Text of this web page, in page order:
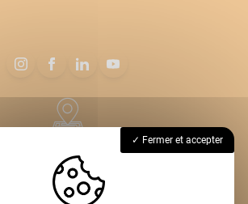
Fermer et accepter